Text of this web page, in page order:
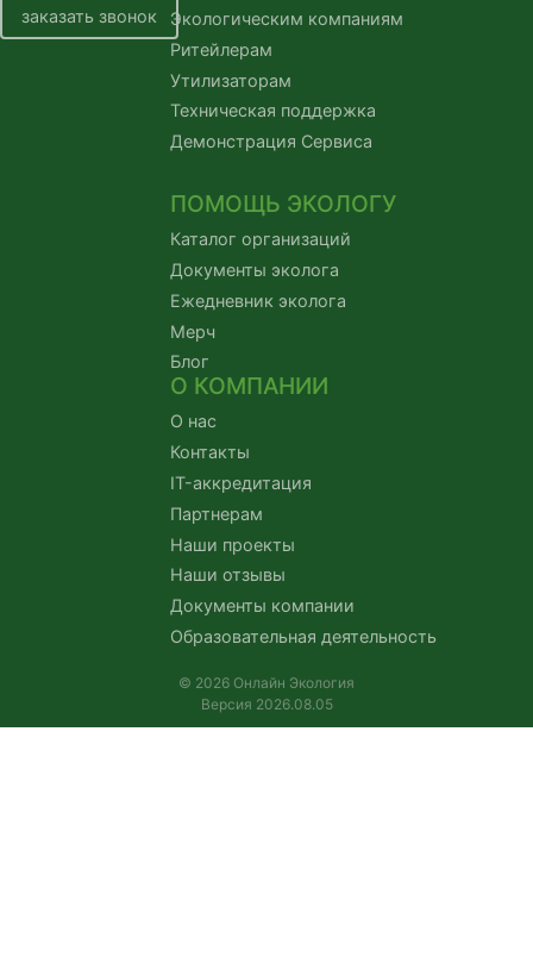
заказать звонок
Экологическим компаниям
Ритейлерам
Утилизаторам
Техническая поддержка
Демонстрация Сервиса
ПОМОЩЬ ЭКОЛОГУ
Каталог организаций
Документы эколога
Ежедневник эколога
Мерч
Блог
О КОМПАНИИ
О нас
Контакты
IT-аккредитация
Партнерам
Наши проекты
Наши отзывы
Документы компании
Образовательная деятельность
© 2026 Онлайн Экология
Версия 2026.08.05